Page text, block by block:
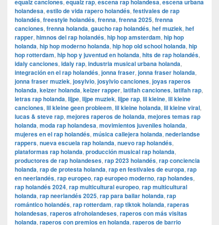
equalz canciones, equalz rap, escena rap holandesa, escena urbana
holandesa, estilo de vida rapero holandés, festivales de rap
holandés, freestyle holandés, frenna, frenna 2025, frenna
canciones, frenna holanda, gaucho rap holandés, hef muziek, hef
rapper, himnos del rap holandés, hip hop amsterdam, hip hop
holanda, hip hop moderno holanda, hip hop old school holanda, hip
hop rotterdam, hip hop y juventud en holanda, hits de rap holandés,
idaly canciones, idaly rap, industria musical urbana holanda,
integración en el rap holandés, jonna fraser, jonna fraser holanda,
jonna fraser muziek, josylvio, josylvio canciones, joyas raperos
holanda, keizer holanda, keizer rapper, latifah canciones, latifah rap,
letras rap holanda, lijpe, lijpe muziek, lijpe rap, lil kleine, lil kleine
canciones, lil kleine geen probleem, lil kleine holanda, lil kleine viral,
lucas & steve rap, mejores raperos de holanda, mejores temas rap
holanda, moda rap holandesa, movimientos juveniles holanda,
mujeres en el rap holandés, música callejera holanda, nederlandse
rappers, nueva escuela rap holanda, nuevo rap holandés,
plataformas rap holanda, producción musical rap holanda,
productores de rap holandeses, rap 2023 holandés, rap conciencia
holanda, rap de protesta holanda, rap en festivales de europa, rap
en neerlandés, rap europeo, rap europeo moderno, rap holandes,
rap holandés 2024, rap multicultural europeo, rap multicultural
holanda, rap neerlandés 2025, rap para bailar holanda, rap
romántico holandés, rap rotterdam, rap tiktok holanda, raperas
holandesas, raperos afroholandeses, raperos con más visitas
holanda, raperos con premios en holanda, raperos de barrio